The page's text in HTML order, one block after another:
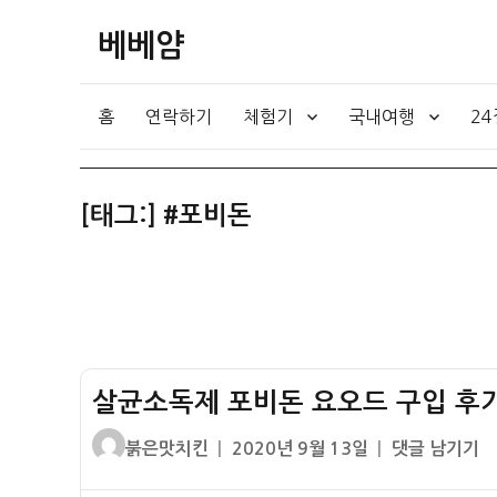
베베얌
홈 연락하기 체험기 국내여행 24
[태그:] #포비돈
살균소독제 포비돈 요오드 구입 후
글
붉은맛치킨
작
2020년 9월 13일
살
댓글 남기기